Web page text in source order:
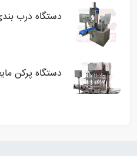
دستگاه درب
دستگاه پرکن